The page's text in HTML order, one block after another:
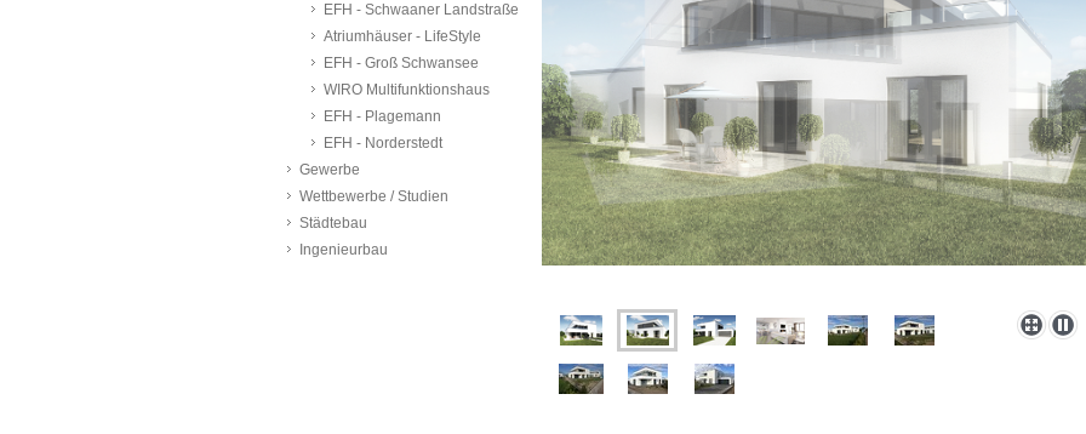
EFH - Schwaaner Landstraße
Atriumhäuser - LifeStyle
EFH - Groß Schwansee
WIRO Multifunktionshaus
EFH - Plagemann
EFH - Norderstedt
Gewerbe
Wettbewerbe / Studien
Städtebau
Ingenieurbau